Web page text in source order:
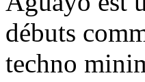
débuts
techno